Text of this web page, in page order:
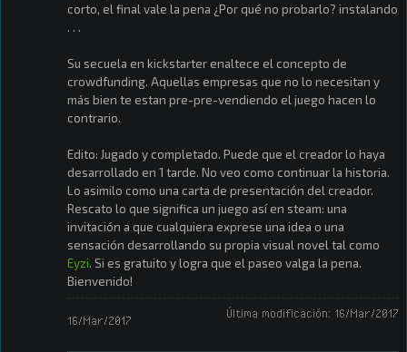
corto, el final vale la pena ¿Por qué no probarlo? instalando
. . .
Su secuela en kickstarter enaltece el concepto de
crowdfunding. Aquellas empresas que no lo necesitan y
más bien te estan pre-pre-vendiendo el juego hacen lo
contrario.
Edito: Jugado y completado. Puede que el creador lo haya
desarrollado en 1 tarde. No veo como continuar la historia.
Lo asimilo como una carta de presentación del creador.
Rescato lo que significa un juego así en steam: una
invitación a que cualquiera exprese una idea o una
sensación desarrollando su propia visual novel tal como
Eyzi. Si es gratuito y logra que el paseo valga la pena.
Bienvenido!
Última modificación: 16/Mar/2017
16/Mar/2017